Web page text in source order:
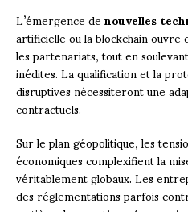
L’émergence denouvelles
artificielle ou la blockchain
les partenariats, tout en
inédites. La qualification et la
disruptives nécessiteront une
contractuels.
Sur le plan géopolitique, les
économiques complexifient la
véritablement globaux. Les
des réglementations parfois